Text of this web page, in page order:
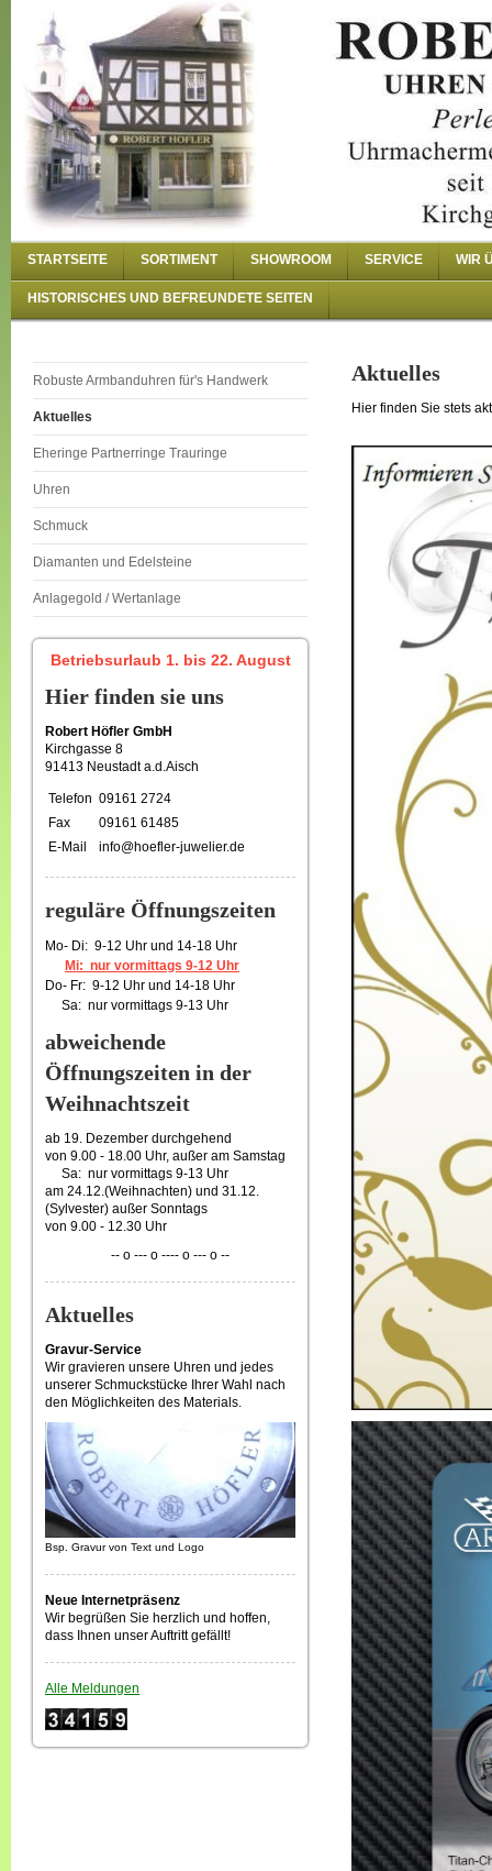
STARTSEITE SORTIMENT SHOWROOM SERVICE WIR
HISTORISCHES UND BEFREUNDETE SEITEN
Robuste Armbanduhren für's Handwerk
Aktuelles
Eheringe Partnerringe Trauringe
Uhren
Schmuck
Diamanten und Edelsteine
Anlagegold / Wertanlage
Betriebsurlaub 1. bis 22. August
Hier finden sie uns
Robert Höfler GmbH
Kirchgasse 8
91413 Neustadt a.d.Aisch
Telefon 09161 2724
Fax
09161 61485
E-Mail
info@hoefler-juwelier.de
reguläre Öffnungszeiten
Mo- Di: 9-12 Uhr und 14-18 Uhr
Mi: nur vormittags 9-12 Uhr
Do- Fr: 9-12 Uhr und 14-18 Uhr
Sa: nur vormittags 9-13 Uhr
abweichende
Öffnungszeiten in der
Weihnachtszeit
ab 19. Dezember durchgehend
von 9.00 - 18.00 Uhr, außer am Samstag
Sa: nur vormittags 9-13 Uhr
am 24.12.(Weihnachten) und 31.12.
(Sylvester) außer Sonntags
von 9.00 - 12.30 Uhr
-- o --- o ---- o --- o --
Aktuelles
Gravur-Service
Wir gravieren unsere Uhren und jedes
unserer Schmuckstücke Ihrer Wahl nach
den Möglichkeiten des Materials.
Bsp. Gravur von Text und Logo
Neue Internetpräsenz
Wir begrüßen Sie herzlich und hoffen,
dass Ihnen unser Auftritt gefällt!
Alle Meldungen
Aktuelles
Hier finden Sie stets